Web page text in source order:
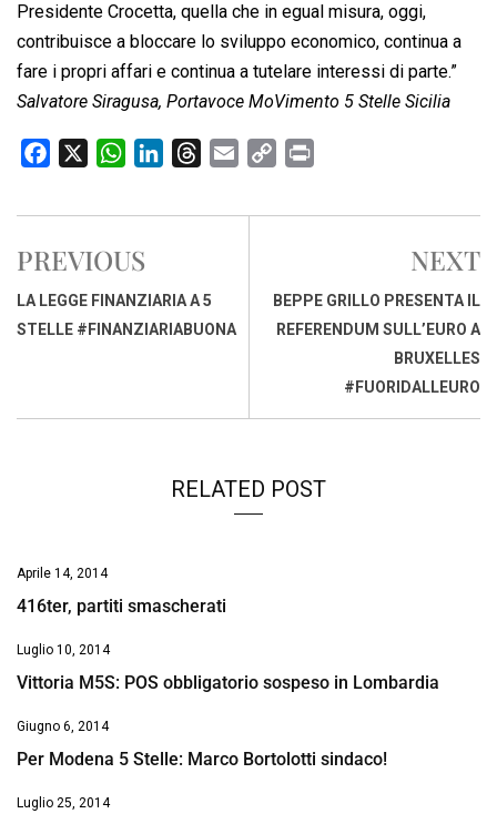
Presidente Crocetta, quella che in egual misura, oggi,
contribuisce a bloccare lo sviluppo economico, continua a
fare i propri affari e continua a tutelare interessi di parte.”
Salvatore Siragusa, Portavoce MoVimento 5 Stelle Sicilia
c
b
o
o
W
a
s
A
p
n
d
I
r
d
s
a
p
i
n
i
PREVIOUS
LA LEGGE FINANZIARIA A 5
STELLE #FINANZIARIABUONA
NEXT
BEPPE GRILLO PRESENTA IL
REFERENDUM SULL’EURO A
BRUXELLES
#FUORIDALLEURO
RELATED POST
Aprile 14, 2014
416ter, partiti smascherati
Luglio 10, 2014
Vittoria M5S: POS obbligatorio sospeso in Lombardia
Giugno 6, 2014
Per Modena 5 Stelle: Marco Bortolotti sindaco!
Luglio 25, 2014